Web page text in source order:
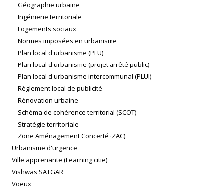
Géographie urbaine
Ingénierie territoriale
Logements sociaux
Normes imposées en urbanisme
Plan local d'urbanisme (PLU)
Plan local d'urbanisme (projet arrêté public)
Plan local d'urbanisme intercommunal (PLUI)
Règlement local de publicité
Rénovation urbaine
Schéma de cohérence territorial (SCOT)
Stratégie territoriale
Zone Aménagement Concerté (ZAC)
Urbanisme d'urgence
Ville apprenante (Learning citie)
Vishwas SATGAR
Voeux